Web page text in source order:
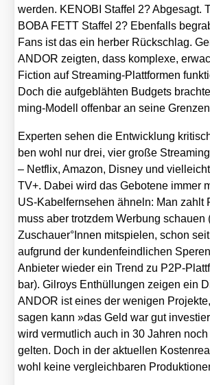
wer­den. KENOBI Staf­fel 2? Abge­sagt.
BOBA FETT Staf­fel 2? Eben­falls
Fans ist das ein her­ber Rück­schlag.
ANDOR zeig­ten, dass kom­ple­xe,
Fic­tion auf Strea­ming-Platt­for­men
Doch die auf­ge­bläh­ten Bud­gets
ming-Modell offen­bar an sei­ne
Exper­ten sehen die Ent­wick­lung
ben wohl nur drei, vier gro­ße
– Net­flix, Ama­zon, Dis­ney und
TV+. Dabei wird das Gebo­te­ne immer
US-Kabel­fern­se­hen ähneln: Man zahlt
muss aber trotz­dem Wer­bung schau­en
Zuschauer°Innen mit­spie­len, schon
auf­grund der kun­den­feind­li­chen
Anbie­ter wie­der ein Trend zu P2P-
bar). Gil­roys Ent­hül­lun­gen zei­gen ein
ANDOR ist eines der weni­gen
sagen kann »das Geld war gut
wird ver­mut­lich auch in 30 Jah­ren
gel­ten. Doch in der aktu­el­len
wohl kei­ne ver­gleich­ba­ren